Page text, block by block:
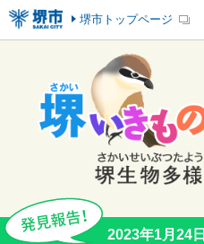
堺市トップページ
2023年1月24日